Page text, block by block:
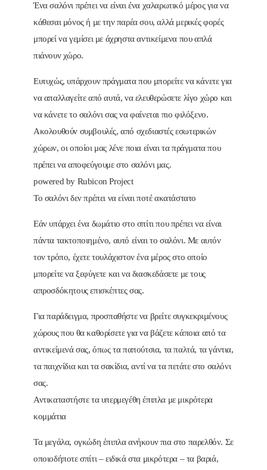
Ένα σαλόνι πρέπει να είναι ένα χαλαρωτικό μέρος για να
κάθεσαι μόνος ή με την παρέα σου, αλλά μερικές φορές
μπορεί να γεμίσει με άχρηστα αντικείμενα που απλά
πιάνουν χώρο.
Ευτυχώς, υπάρχουν πράγματα που μπορείτε να κάνετε για
να απαλλαγείτε από αυτά, να ελευθερώσετε λίγο χώρο και
να κάνετε το σαλόνι σας να φαίνεται πιο φιλόξενο.
Ακολουθούν συμβουλές, από σχεδιαστές εσωτερικών
χώρων, οι οποίοι μας λένε ποια είναι τα πράγματα που
πρέπει να αποφεύγουμε στο σαλόνι μας.
powered by Rubicon Project
Το σαλόνι δεν πρέπει να είναι ποτέ ακατάστατο
Εάν υπάρχει ένα δωμάτιο στο σπίτι που πρέπει να είναι
πάντα τακτοποιημένο, αυτό είναι το σαλόνι. Με αυτόν
τον τρόπο, έχετε τουλάχιστον ένα μέρος στο οποίο
μπορείτε να ξεφύγετε και να διασκεδάσετε με τους
απροσδόκητους επισκέπτες σας.
Για παράδειγμα, προσπαθήστε να βρείτε συγκεκριμένους
χώρους που θα καθορίσετε για να βάζετε κάποια από τα
αντικείμενά σας, όπως τα παπούτσια, τα παλτά, τα γάντια,
τα παιχνίδια και τα σακίδια, αντί να τα πετάτε στο σαλόνι
σας.
Αντικαταστήστε τα υπερμεγέθη έπιπλα με μικρότερα
κομμάτια
Τα μεγάλα, ογκώδη έπιπλα ανήκουν πια στο παρελθόν. Σε
οποιοδήποτε σπίτι – ειδικά στα μικρότερα – τα βαριά,